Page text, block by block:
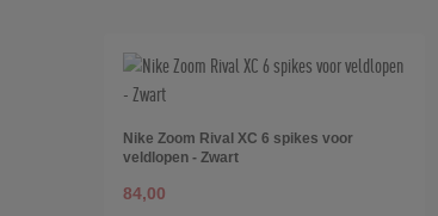
Nike Zoom Rival XC 6 spikes voor
veldlopen - Zwart
84,00